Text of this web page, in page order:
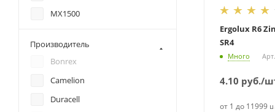
Ergolux R6
SR4
Много
4.10 руб./
от 1 до 11999
MX1500
Mignon
Производитель
Bonrex
Camelion
Duracell